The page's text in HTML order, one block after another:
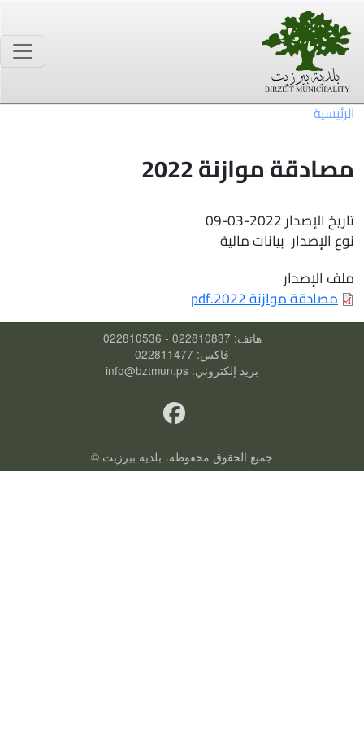
تجاوز إلى المحتوى الرئيسي
الرئيسية
مصادقة موازنة 2022
تاريخ الإصدار09-03-2022
نوع الإصدار بيانات مالية
ملف الإصدار
مصادقة موازنة 2022.pdf
هاتف: 022810837 - 022810536
فاكس: 022811477
بريد إلكتروني: info@bztmun.ps
جميع الحقوق محفوظة، بلدية بيرزيت ©